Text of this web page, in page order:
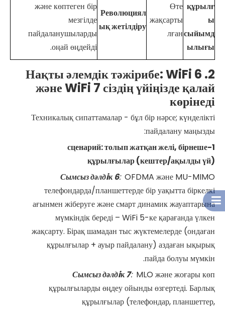
құрылғ
ы
сыйымд
ылығы
Өте
жақсарты
лған
Революциял
ық жетілдіру
және көптеген бір
мезгілде
пайдаланушыларды
оңай өңдейді.
2. Нақты әлемдік тәжірибе: WiFi 6
және WiFi 7 сіздің үйіңізде қалай
көрінеді
Техникалық сипаттамалар - бұл бір нәрсе; күнделікті
пайдалану маңызды:
1-сценарий: толып жатқан желі, бірнеше
құрылғылар (кештер/ақылды үй)
Сымсыз дәлдiк6: OFDMA және MU-MIMO
телефондарда/планшеттерде бір уақытта біркелкі
ағынмен жіберуге және смарт динамик жауаптарына
мүмкіндік береді – WiFi 5-ке қарағанда үлкен
жақсарту. Бірақ шамадан тыс жүктемелерде (ондаған
құрылғылар + ауыр пайдалану) аздаған ықырық
пайда болуы мүмкін.
Сымсыз дәлдiк7: MLO және жоғары көп
құрылғыларды өңдеу ойынды өзгертеді. Барлық
құрылғылар (телефондар, планшеттер,